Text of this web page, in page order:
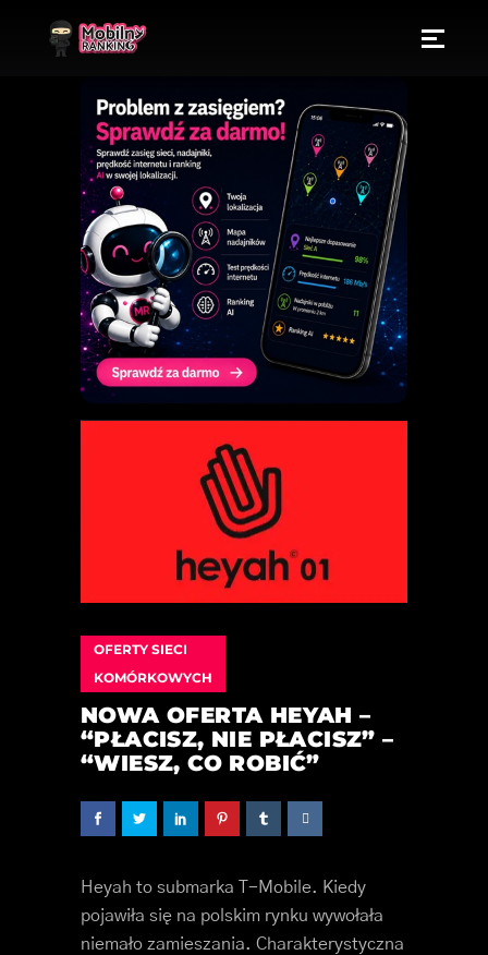
OFERTY SIECI
KOMÓRKOWYCH
NOWA OFERTA HEYAH –
“PŁACISZ, NIE PŁACISZ” –
“WIESZ, CO ROBIĆ”
Heyah to submarka T-Mobile. Kiedy
pojawiła się na polskim rynku wywołała
niemało zamieszania. Charakterystyczna